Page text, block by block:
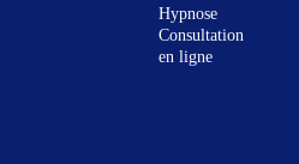
Hypnose
Consultation
en ligne